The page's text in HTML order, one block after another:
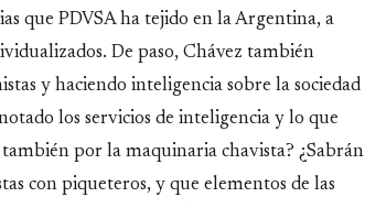
que PDVSA ha tejido en la Argentina, a
De paso, Chávez también
y haciendo inteligencia sobre la sociedad
los servicios de inteligencia y lo que
también por la maquinaria chavista? ¿Sabrán
con piqueteros, y que elementos de las